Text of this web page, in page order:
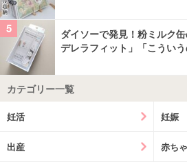
5
ダイソーで発見！粉ミルク
デレラフィット」「こういう
カテゴリー一覧
妊活 妊娠
出産 赤ち